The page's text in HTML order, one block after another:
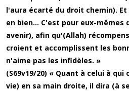
l'aura écarté du droit chemin).
en bien... C'est pour eux-
avenir), afin qu'(Allah)
croient et accomplissent les
n'aime pas les infidèles. »
(S69v19/20) « Quant à celui à
vie) en sa main droite, il dira (à